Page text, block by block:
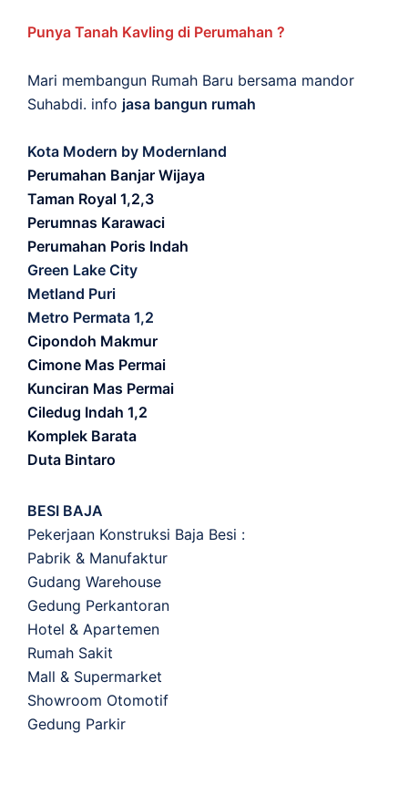
Punya Tanah Kavling di Perumahan ?
Mari membangun Rumah Baru bersama mandor
Suhabdi. info jasa bangun rumah
Kota Modern by Modernland
Perumahan Banjar Wijaya
Taman Royal 1,2,3
Perumnas Karawaci
Perumahan Poris Indah
Green Lake City
Metland Puri
Metro Permata 1,2
Cipondoh Makmur
Cimone Mas Permai
Kunciran Mas Permai
Ciledug Indah 1,2
Komplek Barata
Duta Bintaro
BESI BAJA
Pekerjaan Konstruksi Baja Besi :
Pabrik & Manufaktur
Gudang Warehouse
Gedung Perkantoran
Hotel & Apartemen
Rumah Sakit
Mall & Supermarket
Showroom Otomotif
Gedung Parkir